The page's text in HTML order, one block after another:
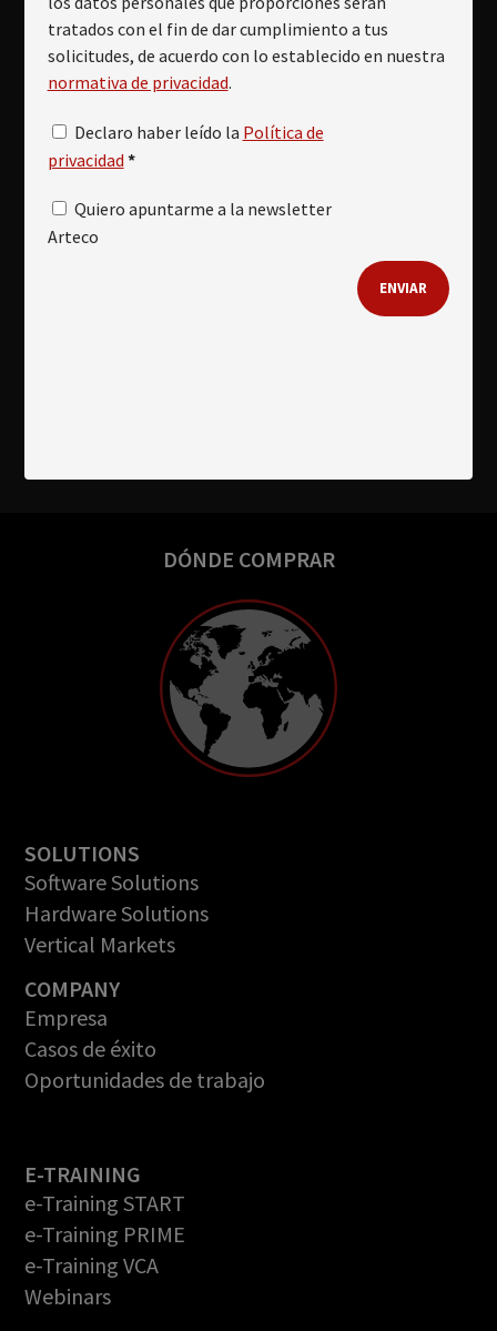
tratados con el fin de dar cumplimiento a tus
solicitudes, de acuerdo con lo establecido en nuestra
normativa de privacidad.
Declaro haber leído la Política de
privacidad *
Quiero apuntarme a la newsletter
Arteco
ENVIAR
DÓNDE COMPRAR
SOLUTIONS
Software Solutions
Hardware Solutions
Vertical Markets
COMPANY
Empresa
Casos de éxito
Oportunidades de trabajo
E-TRAINING
e-Training START
e-Training PRIME
e-Training VCA
Webinars